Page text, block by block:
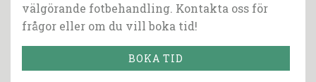
välgörande fotbehandling. Kontakta oss för
frågor eller om du vill boka tid!
BOKA TID